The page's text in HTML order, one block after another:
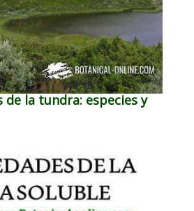
de la tundra: especies y